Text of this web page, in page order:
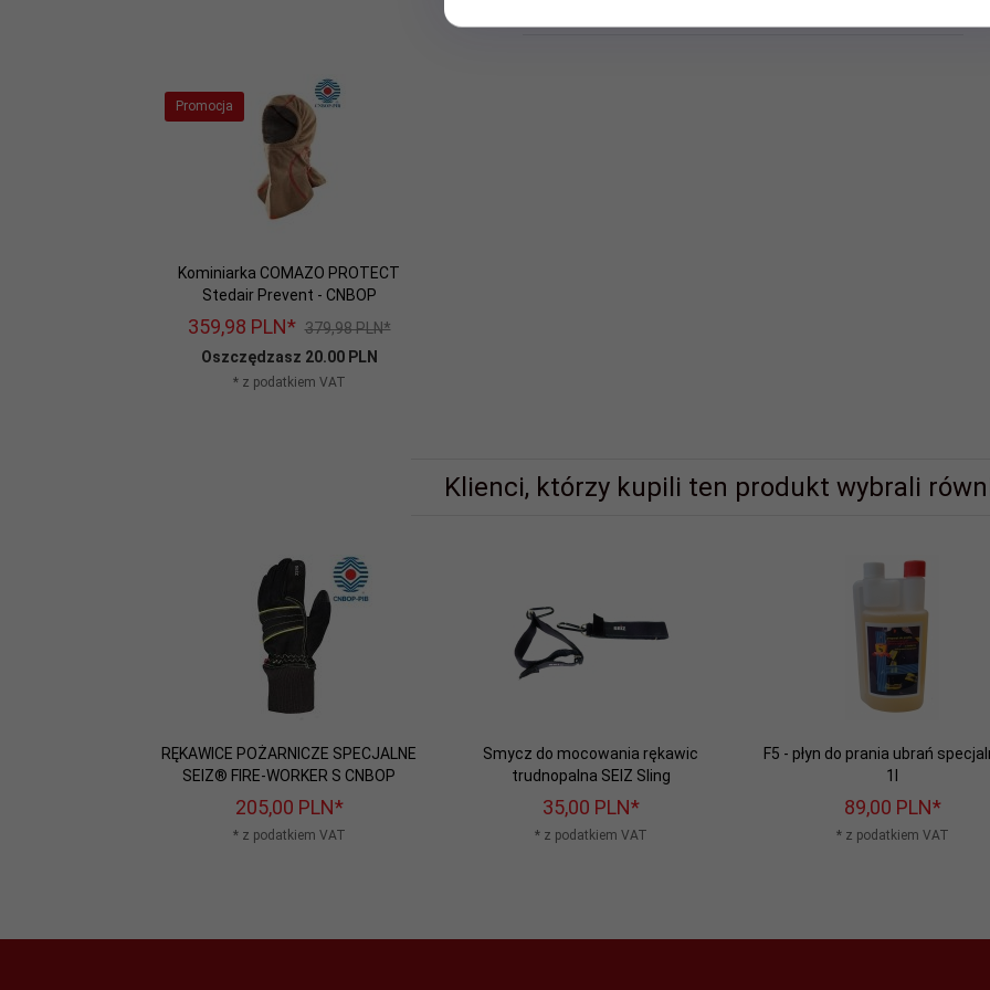
Promocja
Kominiarka COMAZO PROTECT
Stedair Prevent - CNBOP
359,98 PLN* 379,98 PLN*
Oszczędzasz 20.00 PLN
* z podatkiem VAT
Klienci, którzy kupili ten produkt wybrali
RĘKAWICE POŻARNICZE SPECJALNE
SEIZ® FIRE-WORKER S CNBOP
205,00 PLN*
* z podatkiem VAT
Smycz do mocowania rękawic
trudnopalna SEIZ Sling
35,00 PLN*
* z podatkiem VAT
F5 - płyn do prania ubrań
1l
89,00 PLN*
* z podatkiem VAT